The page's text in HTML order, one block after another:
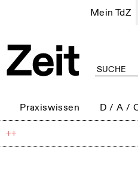
Mein TdZ
Praxiswissen D / A /
++